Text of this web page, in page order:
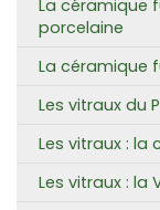
La céramique
porcelaine
La céramique
Les vitraux du
Les vitraux : la
Les vitraux : la